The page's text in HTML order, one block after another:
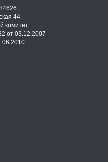
44
комитет
от 03.12.2007